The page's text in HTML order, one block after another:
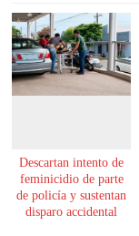
Descartan intento de
feminicidio de parte
de policía y sustentan
disparo accidental